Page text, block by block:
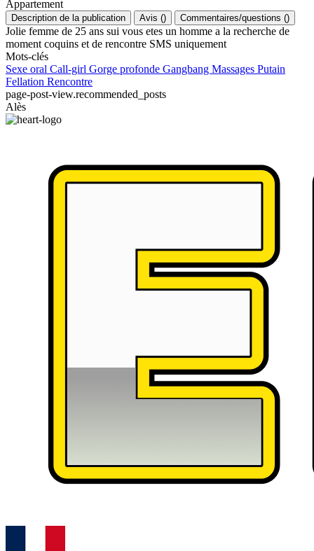
Appartement
Description de la publication Avis () Commentaires/questions ()
Jolie femme de 25 ans sui vous etes un homme a la recherche de
moment coquins et de rencontre SMS uniquement
Mots-clés
Sexe oral Call-girl Gorge profonde Gangbang Massages Putain
Fellation Rencontre
page-post-view.recommended_posts
Alès